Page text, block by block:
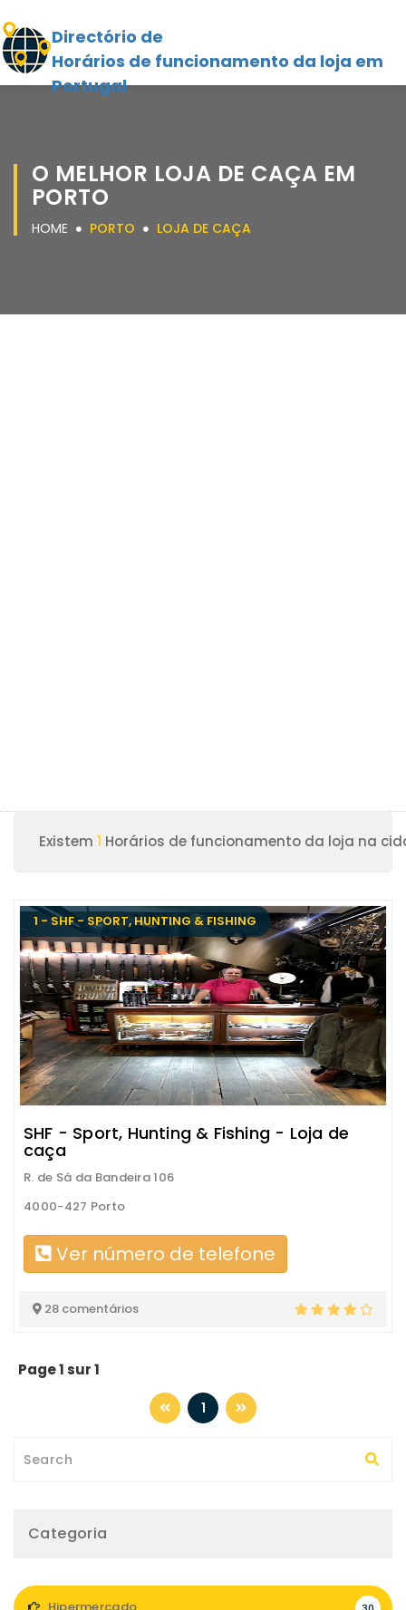
Directório de
Horários de funcionamento da loja em
Portugal
O MELHOR LOJA DE CAÇA EM
PORTO
HOME PORTO LOJA DE CAÇA
Existem 1 Horários de funcionamento da loja na
1 - SHF - SPORT, HUNTING & FISHING
SHF - Sport, Hunting & Fishing - Loja de
caça
R. de Sá da Bandeira 106
4000-427 Porto
Ver número de telefone
28 comentários
Page 1 sur 1
1
Categoria